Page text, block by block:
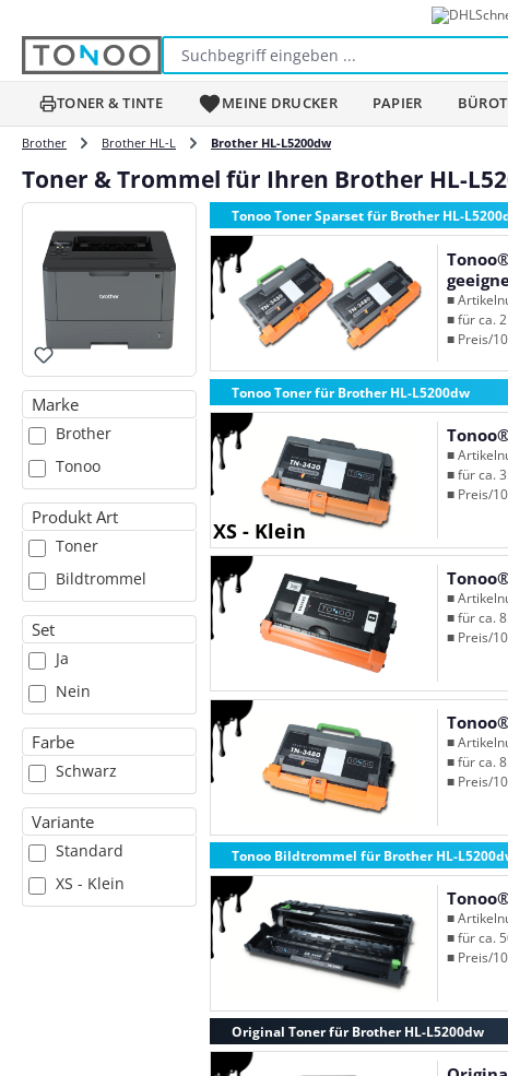
TONER & TINTE MEINE DRUCKER PAPIER
Brother Brother HL-L Brother HL-L5200dw
Toner & Trommel für Ihren Brother HL-
Marke
Brother
Tonoo
Produkt Art
Toner
Bildtrommel
Set
Ja
Nein
Farbe
Schwarz
Variante
Standard
XS - Klein
Tonoo Toner Sparset für Brother HL-
■
■ für ca.
■ Preis/
Tonoo Toner für Brother HL-L5200dw
XS - Klein
■
■ für ca.
■ Preis/
■
■ für ca.
■ Preis/
■
■ für ca.
■ Preis/
Tonoo Bildtrommel für Brother HL-
■
■ für ca.
■ Preis/
Original Toner für Brother HL-L5200dw